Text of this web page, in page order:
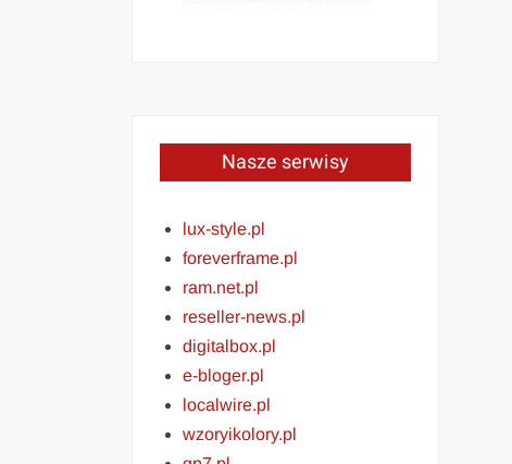
Nasze serwisy
lux-style.pl
foreverframe.pl
ram.net.pl
reseller-news.pl
digitalbox.pl
e-bloger.pl
localwire.pl
wzoryikolory.pl